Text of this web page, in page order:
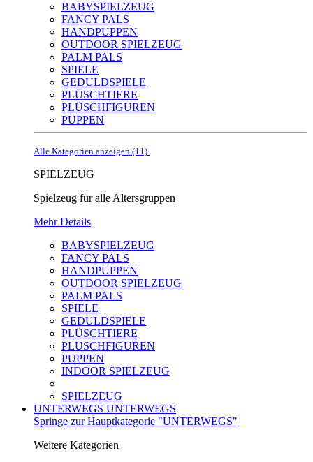
BABYSPIELZEUG
FANCY PALS
HANDPUPPEN
OUTDOOR SPIELZEUG
PALM PALS
SPIELE
GEDULDSPIELE
PLÜSCHTIERE
PLÜSCHFIGUREN
PUPPEN
Alle Kategorien anzeigen (11)
SPIELZEUG
Spielzeug für alle Altersgruppen
Mehr Details
BABYSPIELZEUG
FANCY PALS
HANDPUPPEN
OUTDOOR SPIELZEUG
PALM PALS
SPIELE
GEDULDSPIELE
PLÜSCHTIERE
PLÜSCHFIGUREN
PUPPEN
INDOOR SPIELZEUG
SPIELZEUG
UNTERWEGS UNTERWEGS
Springe zur Hauptkategorie "UNTERWEGS"
Weitere Kategorien